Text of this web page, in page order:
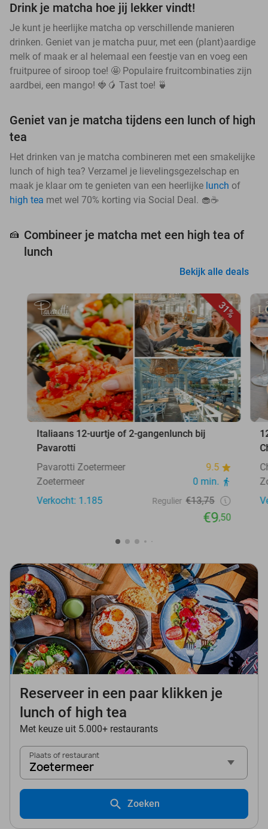
Drink je matcha hoe jij lekker vindt!
Je kunt je heerlijke matcha op verschillende manieren
drinken. Geniet van je matcha puur, met een (plant)aardige
melk of maak er al helemaal een feestje van en voeg een
fruitpuree of siroop toe! 🤩 Populaire fruitcombinaties zijn
aardbei, een mango! 🍓🥭 Tast toe! 🍵
Geniet van je matcha tijdens een lunch of high
tea
Het drinken van je matcha combineren met een smakelijke
lunch of high tea? Verzamel je lievelingsgezelschap en
maak je klaar om te genieten van een heerlijke lunch of
high tea met wel 70% korting via Social Deal. 🧁☕
🍰 Combineer je matcha met een high tea of
lunch
Bekijk alle deals
31%
Italiaans 12-uurtje of 2-gangenlunch bij
Pavarotti
Pavarotti Zoetermeer
9.5
Zoetermeer
0 min.
Verkocht: 1.185
Regulier €13,75
€9,50
Reserveer in een paar klikken je
lunch of high tea
Met keuze uit 5.000+ restaurants
Plaats of restaurant
Zoetermeer
Zoeken